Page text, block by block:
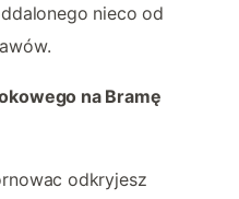
nieco od
na Bramę
odkryjesz